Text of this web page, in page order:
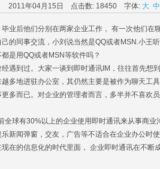
2011年04月15日 点击数:18450 字体: 大 中
后他们分别在两家企业工作， 有一次他们在
的同事交流，小刘说当然是QQ或者MSN.小王
是用QQ或者MSN等软件吗？
到过。大家一谈到即时通讯IM，往往首先想到
多地进驻办公室，其仍然主要是被作为聊天工
多而已。对企业的管理者而言，多半并不喜欢
球有30%以上的企业使用即时通讯来从事商业
新闻弹窗，交友，广告等不适合在企业办公时
在的信息化的时代里面， 企业即时通讯在不断